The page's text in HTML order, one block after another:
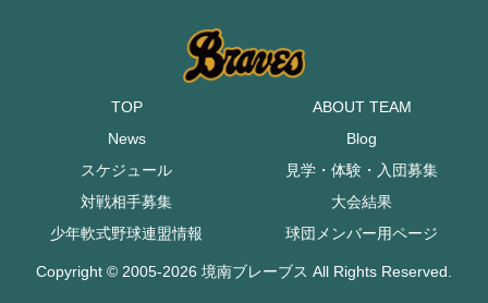
TOP
ABOUT TEAM
News
Blog
スケジュール
見学・体験・入団募集
対戦相手募集
大会結果
少年軟式野球連盟情報
球団メンバー用ページ
Copyright © 2005-2026 境南ブレーブス All Rights Reserved.